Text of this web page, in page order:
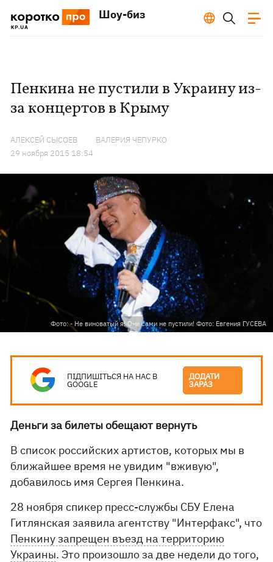
Шоу-биз
Пенкина не пустили в Украину из-
за концертов в Крыму
АЛЕКСЕЙ СЫСОЕВ
ВАЛЕРИЯ ЧЕПУРКО
29 ноября 2015 18:54
Фото: - Не виноватый я! Они сами не пустили! Фото: Евгения ГУСЕВА
ПІДПИШІТЬСЯ НА НАС В
GOOGLE
ДОДАТИ
ЗАРАЗ
Деньги за билеты обещают вернуть
В список российских артистов, которых мы в
ближайшее время не увидим "вживую",
добавилось имя Сергея Пенкина.
28 ноября спикер пресс-службы СБУ Елена
Гитлянская заявила агентству "Интерфакс", что
Пенкину запрещен въезд на территорию
Украины. Это произошло за две недели до того,